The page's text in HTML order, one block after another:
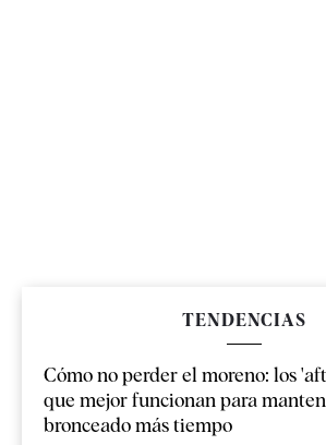
TENDENCIAS
Cómo no perder el moreno: los
que mejor funcionan para
bronceado más tiempo